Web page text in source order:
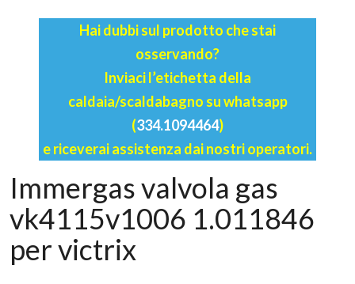
Hai dubbi sul prodotto che stai
osservando?
Inviaci l’etichetta della
caldaia/scaldabagno su whatsapp
(334.1094464)
e riceverai assistenza dai nostri operatori.
Immergas valvola gas
vk4115v1006 1.011846
per victrix